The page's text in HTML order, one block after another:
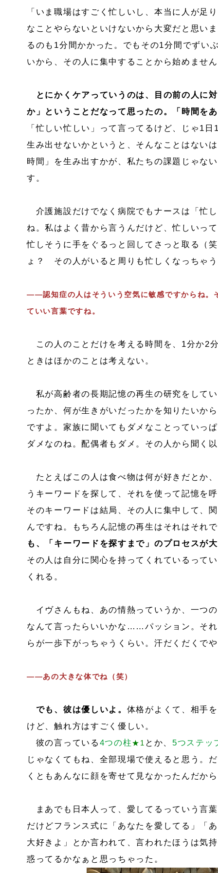
「いま職場はすごく忙しいし、本当に人が足
なことやらないといけないから大変だと思い
るのも1分間かかった。でもその1分間でずい
いから、その人に集中することから始めませ
とにかくケアっていうのは、目の前の人に
か」ということだなって思ったの。「時間を
「忙しい忙しい」って言ってるけど、じゃ1
生み出せないかというと、そんなことはない
時間」を生み出すかが、私たちの課題じゃな
す。
介護施設だけでなく病院でもナースは「忙
ね。私はよく昔から言うんだけど、忙しいっ
忙しそうに手をぐるっと回してさっと取る（
ょ？ その人がいると周りも忙しくなっちゃ
――認知症の人はそういう空気に敏感ですからね。
ていい言葉ですね。
この人のことだけを考える時間を、1分か2
ときはほかのことは考えない。
私が高齢者の長期記憶の再生の研究をして
ったか、何が生きがいだったかを知りたいか
ですよ。家族に聞いてもダメなことっていっ
ダメなのね。配偶者もダメ。その人から聞く
たとえばこの人は食べ物は何が好きだとか
うキーワードを探して、それを使って記憶を
そのキーワードは結局、その人に集中して、
んですね。もちろん記憶の再生はそれはそれ
も、「キーワードを探すまで」のプロセスが
その人は自分に関心を持ってくれているって
くれる。
イヴさんもね、あの情熱っていうか、一つ
なんて言ったらいいかな……パッション。そ
らが一歩下がっちゃうくらい。汗だくだくで
――あの大きな体でね（笑）
でも、彼は優しいよ。 体格がよくて、相手
けど、触れ方はすごく優しい。
彼の言っている 4つの柱★1 とか、 5つステッ
じゃなくてもね、全部現場で使えると思う。
くともあんなに顔を寄せて見なかったんだか
まあでも日本人って、愛してるっていう言
だけどフランス式に「あなたを愛してる」「
大好きよ」とか言われて、言われたほうは気
惑ってるかなぁと思っちゃった。